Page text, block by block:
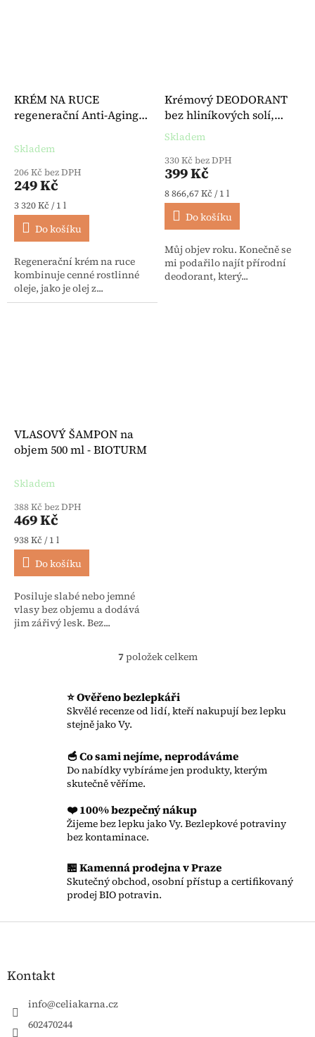
KRÉM NA RUCE
regenerační Anti-Aging
Skladem
206 Kč bez DPH
249 Kč
Měrná cena:
3 320 Kč / 1 l
Do košíku
Regenerační krém na ruce
kombinuje cenné rostlinné
oleje, jako je olej z...
Krémový DEODORANT
bez hliníkových solí,
alkoholu a
ml - Primavera
Průměrné hodnocení produktu
Skladem
330 Kč bez DPH
399 Kč
Měrná cena:
8 866,67 Kč / 1 l
Do košíku
Můj objev roku. Konečně se
mi podařilo najít přírodní
deodorant, který...
VLASOVÝ ŠAMPON na
objem 500 ml - BIOTURM
Skladem
388 Kč bez DPH
469 Kč
Měrná cena:
938 Kč / 1 l
Do košíku
Posiluje slabé nebo jemné
vlasy bez objemu a dodává
jim zářivý lesk. Bez...
Ovládací prvky výpisu
7položek celkem
⭐ Ověřeno bezlepkáři
Skvělé recenze od lidí, kteří nakupují bez lepku
stejně jako Vy.
🥣 Co sami nejíme, neprodáváme
Do nabídky vybíráme jen produkty, kterým
skutečně věříme.
❤️ 100% bezpečný nákup
Žijeme bez lepku jako Vy. Bezlepkové potraviny
bez kontaminace.
🏪 Kamenná prodejna v Praze
Skutečný obchod, osobní přístup a certifikovaný
prodej BIO potravin.
Zápatí
Kontakt
info@celiakarna.cz
602470244